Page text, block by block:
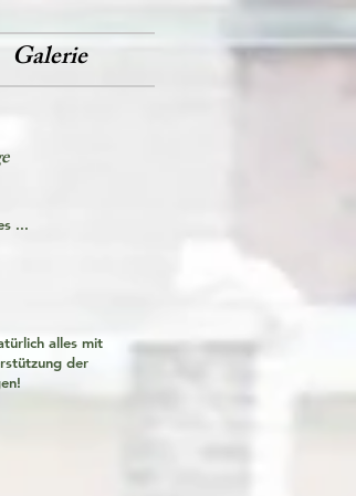
Galerie
...
alles mit
der